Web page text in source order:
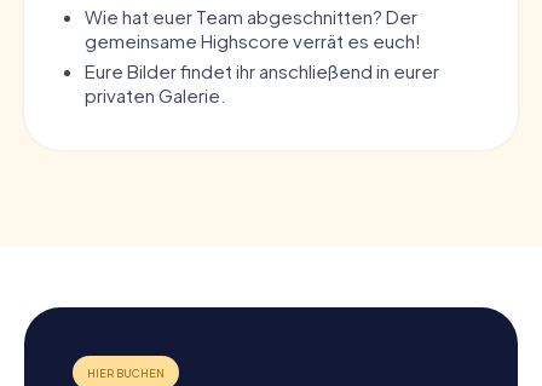
Wie hat euer Team abgeschnitten? Der
gemeinsame Highscore verrät es euch!
Eure Bilder findet ihr anschließend in eurer
privaten Galerie.